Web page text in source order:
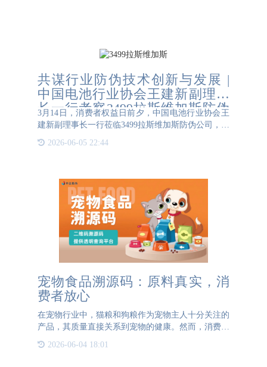
共谋行业防伪技术创新与发展 |
中国电池行业协会王建新副理事
长一行考察3499拉斯维加斯防伪
公司
3月14日，消费者权益日前夕，中国电池行业协会王
建新副理事长一行莅临3499拉斯维加斯防伪公司，开
展考察活动。此次考察旨在深入了解防伪技术在电池
行业的应用现状，探讨防伪技术在保障电池产品质量
2026-06-05 22:44
宠物食品溯源码：原料真实，消
费者放心
在宠物行业中，猫粮和狗粮作为宠物主人十分关注的
产品，其质量直接关系到宠物的健康。然而，消费者
不仅影响了消费者的购买决策，也阻碍了企业赢得消
2026-06-04 18:01